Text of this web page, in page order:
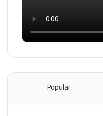
Popular